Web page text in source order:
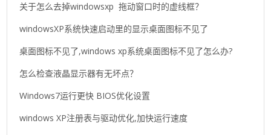
关于怎么去掉windowsxp 拖动窗口时的虚线框？
windowsXP系统快速启动里的显示桌面图标不见了
桌面图标不见了,windows xp系统桌面图标不见了怎么办?
怎么检查液晶显示器有无坏点？
Windows7运行更快 BIOS优化设置
windows XP注册表与驱动优化,加快运行速度